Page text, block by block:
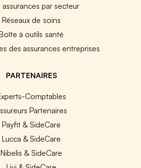
assurances par secteur
Réseaux de soins
à outils santé
des assurances entreprises
PARTENAIRES
Comptables
Partenaires
Payfit & SideCare
Lucca & SideCare
Nibelis & SideCare